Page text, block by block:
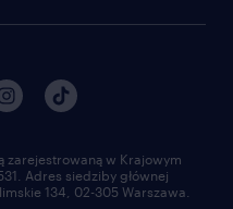
zarejestrowaną w Krajowym
Adres siedziby głównej
134, 02-305 Warszawa.